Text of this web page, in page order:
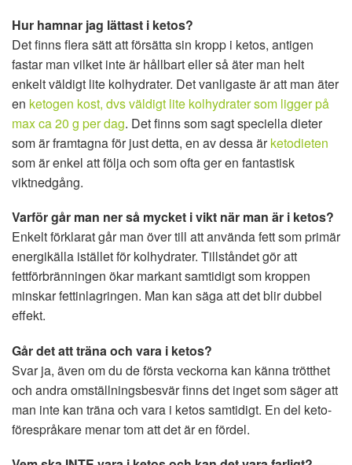
Hur hamnar jag lättast i ketos?
Det finns flera sätt att försätta sin kropp i ketos, antigen
fastar man vilket inte är hållbart eller så äter man helt
enkelt väldigt lite kolhydrater. Det vanligaste är att man äter
en ketogen kost, dvs väldigt lite kolhydrater som ligger på
max ca 20 g per dag. Det finns som sagt speciella dieter
som är framtagna för just detta, en av dessa ärketodieten
som är enkel att följa och som ofta ger en fantastisk
viktnedgång.
Varför går man ner så mycket i vikt när man är i ketos?
Enkelt förklarat går man över till att använda fett som primär
energikälla istället för kolhydrater. Tillståndet gör att
fettförbränningen ökar markant samtidigt som kroppen
minskar fettinlagringen. Man kan säga att det blir dubbel
effekt.
Går det att träna och vara i ketos?
Svar ja, även om du de första veckorna kan känna trötthet
och andra omställningsbesvär finns det inget som säger att
man inte kan träna och vara i ketos samtidigt. En del keto-
förespråkare menar tom att det är en fördel.